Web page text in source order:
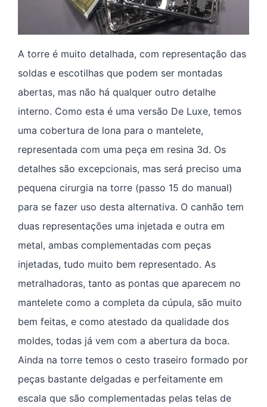
A torre é muito detalhada, com representação das
soldas e escotilhas que podem ser montadas
abertas, mas não há qualquer outro detalhe
interno. Como esta é uma versão De Luxe, temos
uma cobertura de lona para o mantelete,
representada com uma peça em resina 3d. Os
detalhes são excepcionais, mas será preciso uma
pequena cirurgia na torre (passo 15 do manual)
para se fazer uso desta alternativa. O canhão tem
duas representações uma injetada e outra em
metal, ambas complementadas com peças
injetadas, tudo muito bem representado. As
metralhadoras, tanto as pontas que aparecem no
mantelete como a completa da cúpula, são muito
bem feitas, e como atestado da qualidade dos
moldes, todas já vem com a abertura da boca.
Ainda na torre temos o cesto traseiro formado por
peças bastante delgadas e perfeitamente em
escala que são complementadas pelas telas de